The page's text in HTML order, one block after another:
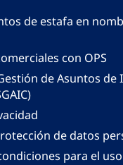
de estafa en
con OPS
de Asuntos de
de datos
para el